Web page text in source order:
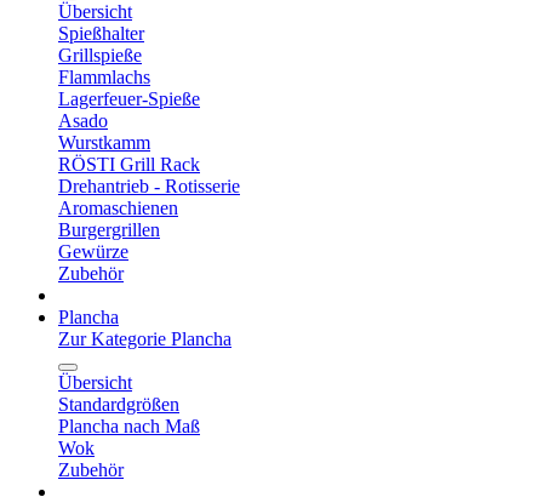
Übersicht
Spießhalter
Grillspieße
Flammlachs
Lagerfeuer-Spieße
Asado
Wurstkamm
RÖSTI Grill Rack
Drehantrieb - Rotisserie
Aromaschienen
Burgergrillen
Gewürze
Zubehör
Plancha
Zur Kategorie Plancha
Übersicht
Standardgrößen
Plancha nach Maß
Wok
Zubehör